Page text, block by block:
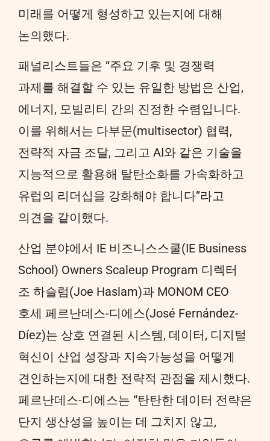
미래를 어떻게 형성하고 있는지에 대해
논의했다.
패널리스트들은 “주요 기후 및 경쟁력
과제를 해결할 수 있는 유일한 방법은 산업,
에너지, 모빌리티 간의 진정한 수렴입니다.
이를 위해서는 다부문(multisector) 협력,
전략적 자금 조달, 그리고 AI와 같은 기술을
지능적으로 활용해 탈탄소화를 가속화하고
유럽의 리더십을 강화해야 합니다”라고
의견을 같이했다.
산업 분야에서 IE 비즈니스스쿨(IE Business
School) Owners Scaleup Program 디렉터
조 하슬럼(Joe Haslam)과 MONOM CEO
호세 페르난데스-디에스(José Fernández-
Díez)는 상호 연결된 시스템, 데이터, 디지털
혁신이 산업 성장과 지속가능성을 어떻게
견인하는지에 대한 전략적 관점을 제시했다.
페르난데스-디에스는 “탄탄한 데이터 전략은
단지 생산성을 높이는 데 그치지 않고,